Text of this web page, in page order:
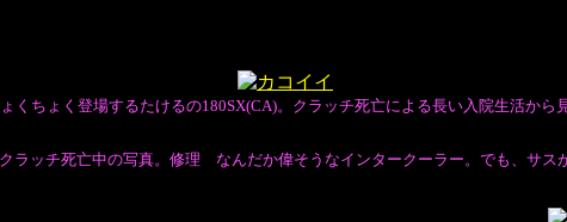
くちょく登場するたけるの180SX(CA)。クラッチ死亡による長い入院生活から
ラッチ死亡中の写真。修理
なんだか偉そうなインタークーラー。でも、サ